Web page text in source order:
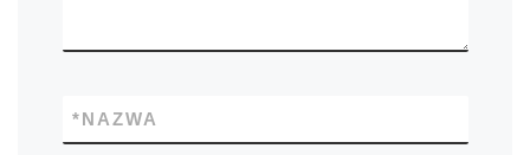
NAZWA
*